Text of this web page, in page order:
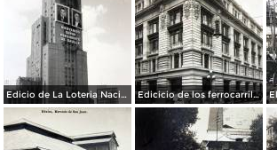
Edicio de La Loteria Nacional Ciudad de México Abril de 1964 Edicicio de los ferrocarriles.